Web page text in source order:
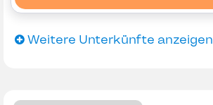
Weitere Unterkünfte anzeigen